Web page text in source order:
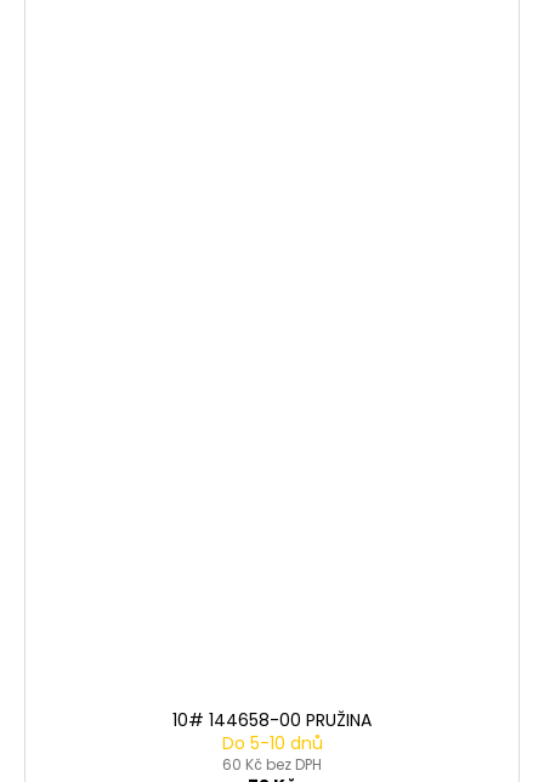
10# 144658-00 PRUŽINA
Do 5-10 dnů
60 Kč bez DPH